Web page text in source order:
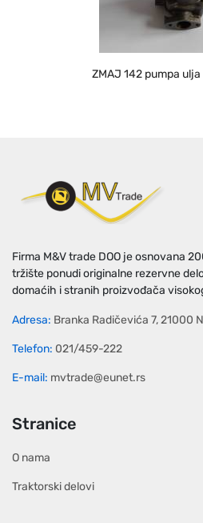
ZMAJ 142 pumpa
Firma M&V trade DOO je osnovana
tržište ponudi originalne rezervne
domaćih i stranih proizvođača
Adresa: Branka Radičevića 7, 21000
Telefon: 021/459-222
E-mail: mvtrade@eunet.rs
Stranice
O nama
Traktorski delovi